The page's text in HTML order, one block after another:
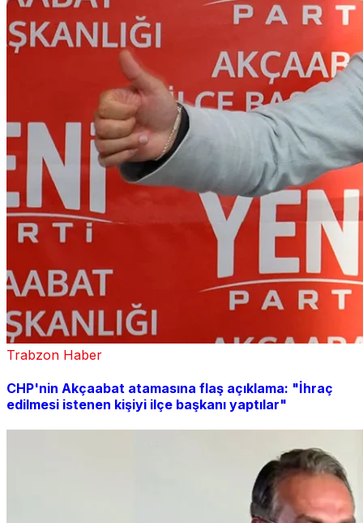
Trabzon Haber
CHP'nin Akçaabat atamasına flaş açıklama: "İhraç
edilmesi istenen kişiyi ilçe başkanı yaptılar"